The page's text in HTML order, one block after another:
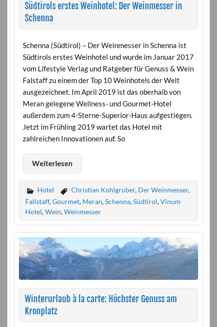
Südtirols erstes Weinhotel: Der Weinmesser in
Schenna
Schenna (Südtirol) – Der Weinmesser in Schenna ist
Südtirols erstes Weinhotel und wurde im Januar 2017
vom Lifestyle Verlag und Ratgeber für Genuss & Wein
Falstaff zu einem der Top 10 Weinhotels der Welt
ausgezeichnet. Im April 2019 ist das oberhalb von
Meran gelegene Wellness- und Gourmet-Hotel
außerdem zum 4-Sterne-Superior-Haus aufgestiegen.
Jetzt im Frühling 2019 wartet das Hotel mit
zahlreichen Innovationen auf. So
Weiterlesen
Hotel Christian Kohlgruber, Der Weinmesser,
Fallstaff,Gourmet, Meran,Schenna,Südtirol,Vinum
Hotel,Wein,Weinmesser
Winterurlaub à la carte: Höchster Genuss am
Kronplatz